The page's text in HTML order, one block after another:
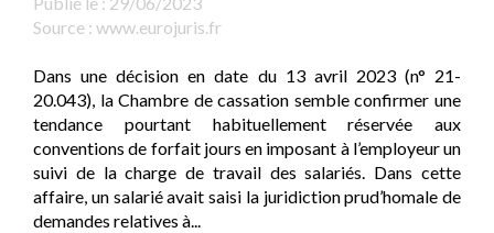
Source : www.eurojuris.fr
Dans une décision en date du 13 avril 2023 (n° 21-
20.043), la Chambre de cassation semble confirmer une
tendance pourtant habituellement réservée aux
conventions de forfait jours en imposant à l’employeur un
suivi de la charge de travail des salariés. Dans cette
affaire, un salarié avait saisi la juridiction prud’homale de
demandes relatives à...